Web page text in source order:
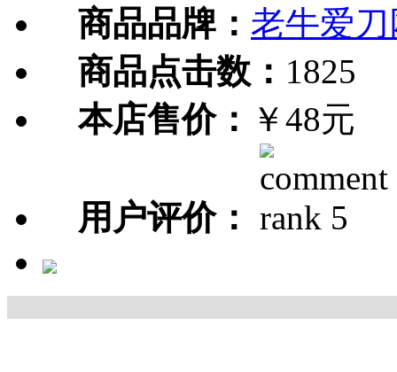
商品品牌： 老牛爱刀
商品点击数： 1825
本店售价： ￥48元
用户评价：